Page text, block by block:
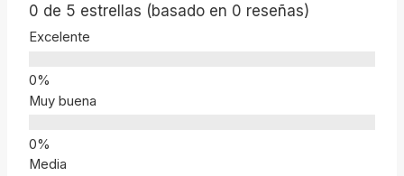
0 de 5 estrellas (basado en 0 reseñas)
Excelente
Muy buena
Media